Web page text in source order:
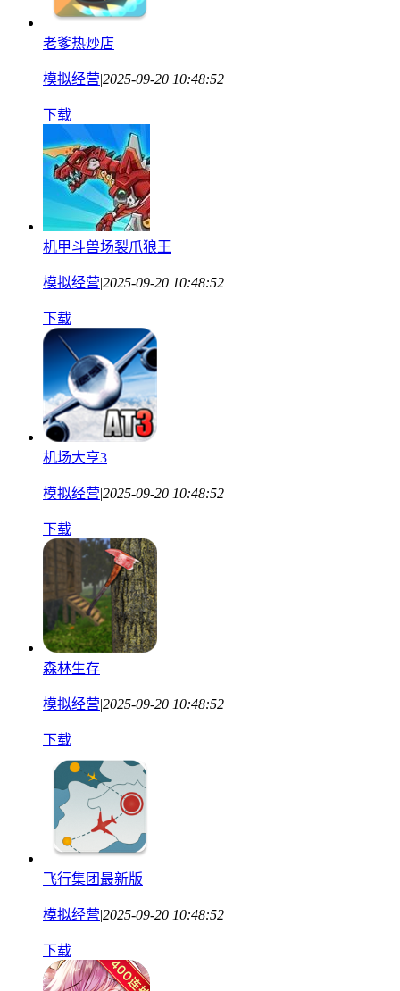
老爹热炒店
模拟经营|2025-09-20 10:48:52
下载
机甲斗兽场裂爪狼王
模拟经营|2025-09-20 10:48:52
下载
机场大亨3
模拟经营|2025-09-20 10:48:52
下载
森林生存
模拟经营|2025-09-20 10:48:52
下载
飞行集团最新版
模拟经营|2025-09-20 10:48:52
下载